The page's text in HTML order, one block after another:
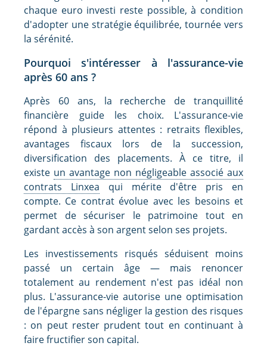
chaque euro investi reste possible, à condition
d'adopter une stratégie équilibrée, tournée vers
la sérénité.
Pourquoi s'intéresser à l'assurance-vie
après 60 ans ?
Après 60 ans, la recherche de tranquillité
financière guide les choix. L'assurance-vie
répond à plusieurs attentes : retraits flexibles,
avantages fiscaux lors de la succession,
diversification des placements. À ce titre, il
existe un avantage non négligeable associé aux
contrats Linxea qui mérite d'être pris en
compte. Ce contrat évolue avec les besoins et
permet de sécuriser le patrimoine tout en
gardant accès à son argent selon ses projets.
Les investissements risqués séduisent moins
passé un certain âge — mais renoncer
totalement au rendement n'est pas idéal non
plus. L'assurance-vie autorise une optimisation
de l'épargne sans négliger la gestion des risques
: on peut rester prudent tout en continuant à
faire fructifier son capital.